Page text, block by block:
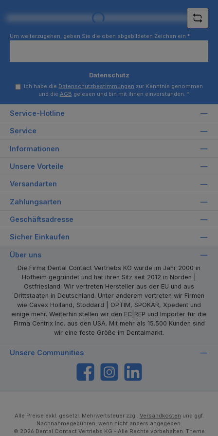
Loading...
Um weiterzugehen, geben Sie die oben abgebildeten Zeichen ein *
Datenschutz
Ich habe die Datenschutzbestimmungen zur Kenntnis genommen
und die AGB gelesen und bin mit ihnen einverstanden. *
Service-Hotline
Service
Informationen
Unsere Vorteile
Versandarten
Zahlungsarten
Geschäftsadresse
Sicher Einkaufen
Über uns
Die Firma Dental Contact Vertriebs KG wurde im Jahr 2000 in
Hofheim gegründet und hat ihren Sitz seit 2012 in Norden |
Ostfriesland. Wir vertreten Hersteller aus der EU und aus
Drittstaaten in Deutschland. Unter anderem vertreten wir Firmen
wie Cavex Holland, Stoddard | OPTIM, SPOKAR, Xpedent und
einige mehr. Weiterhin stellen wir den EC|REP und Importer für die
Firma Centrix Inc. aus den USA. Mit mehr als 15.500 Kunden sind
wir eine feste Größe im Dentalmarkt.
Unsere Communities
https://www.facebook.com/dentalcontact
Instagram
Alle Preise exkl. gesetzl. Mehrwertsteuer zzgl. Versandkosten und ggf.
Nachnahmegebühren, wenn nicht anders angegeben.
© 2026 Dental Contact Vertriebs KG - Alle Rechte vorbehalten. Theme